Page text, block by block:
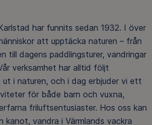
har funnits sedan 1932. I över
att upptäcka naturen – från
till dagens paddlingsturer, vandringar
verksamhet har alltid följt
ut i naturen, och i dag erbjuder vi ett
för både barn och vuxna,
friluftsentusiaster. Hos oss kan
kanot, vandra i Värmlands vackra